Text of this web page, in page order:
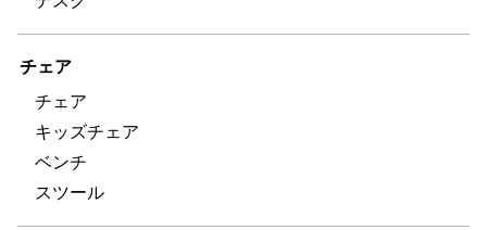
チェア
チェア
キッズチェア
ベンチ
スツール